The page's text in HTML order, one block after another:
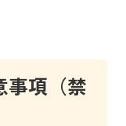
事項（禁